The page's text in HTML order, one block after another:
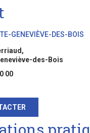
GENEVIÈVE-DES-BOIS
des-Bois
00